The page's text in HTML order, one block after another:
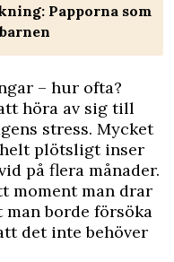
Papporna som
– hur ofta?
höra av sig till
stress. Mycket
plötsligt inser
på flera månader.
moment man drar
borde försöka
det inte behöver